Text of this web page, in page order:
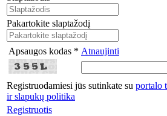
Pakartokite slaptažodį
Apsaugos kodas * Atnaujinti
Registruodamiesi jūs sutinkate su portalo
ir slapukų politika
Registruotis